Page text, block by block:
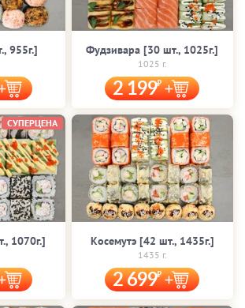
955г.] Фудзивара [30 шт., 1025г.]
1025 г.
2 199
1070г.]
СУПЕРЦЕНА
Косемутэ [42 шт., 1435г.]
1435 г.
2 699